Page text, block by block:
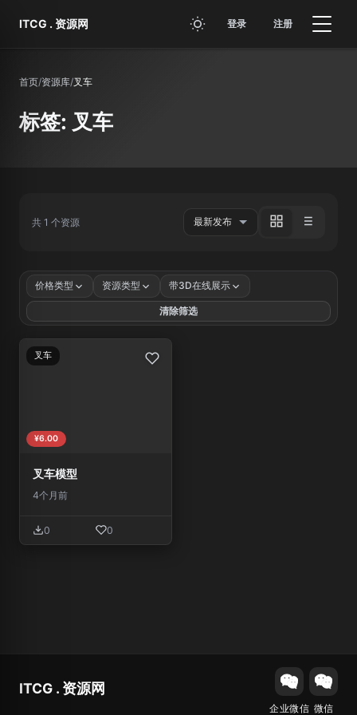
ITCG . 资源网
登录 注册
首页/资源库/叉车
标签: 叉车
共 1 个资源
价格类型 资源类型 带3D在线展示
清除筛选
叉车
¥6.00
叉车模型
4个月前
0 0
ITCG . 资源网
企业微信 微信